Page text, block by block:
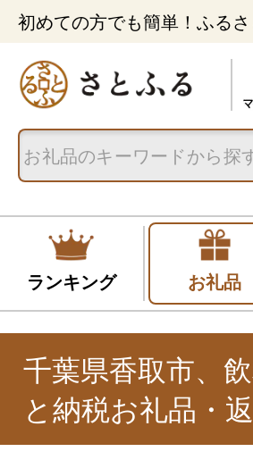
初めての方でも簡単！ふるさ
ランキング お礼品
千葉県香取市、
と納税お礼品・